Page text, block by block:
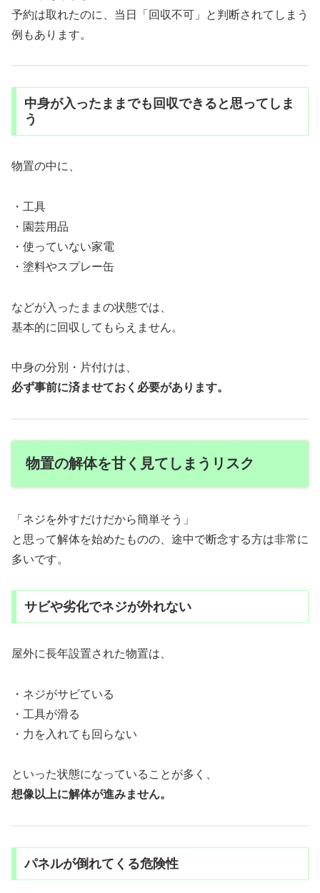
予約は取れたのに、当日「回収不可」と判断されてしまう
例もあります。
中身が入ったままでも回収できると思ってしま
う
物置の中に、
・工具
・園芸用品
・使っていない家電
・塗料やスプレー缶
などが入ったままの状態では、
基本的に回収してもらえません。
中身の分別・片付けは、
必ず事前に済ませておく必要があります。
物置の解体を甘く見てしまうリスク
「ネジを外すだけだから簡単そう」
と思って解体を始めたものの、途中で断念する方は非常に
多いです。
サビや劣化でネジが外れない
屋外に長年設置された物置は、
・ネジがサビている
・工具が滑る
・力を入れても回らない
といった状態になっていることが多く、
想像以上に解体が進みません。
パネルが倒れてくる危険性